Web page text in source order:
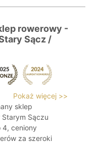
rowerowy -
Sącz /
Pokaż więcej >>
sklep
Starym Sączu
4, ceniony
za szeroki